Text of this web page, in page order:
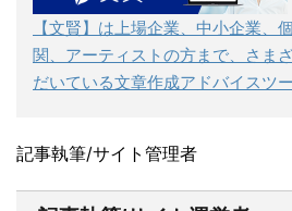
【文賢】は上場企業、中小企業、
関、アーティストの方まで、さま
だいている文章作成アドバイスツ
記事執筆/サイト管理者